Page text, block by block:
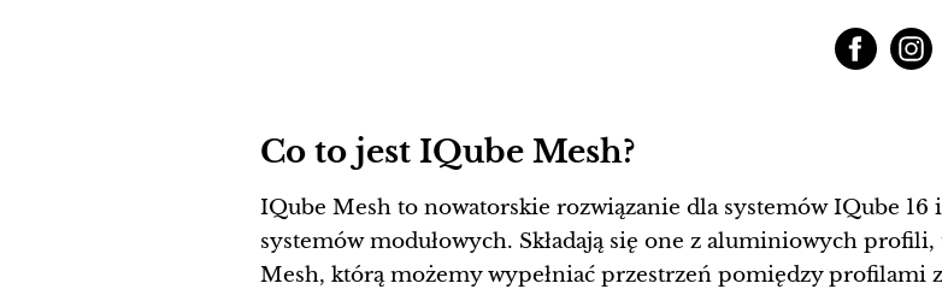
Co to jest IQube Mesh?
IQube Mesh to nowatorskie rozwiązanie dla systemów IQube 16
systemów modułowych. Składają się one z aluminiowych
Mesh, którą możemy wypełniać przestrzeń pomiędzy profilami